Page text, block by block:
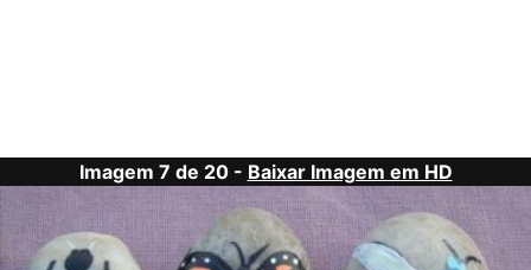
Imagem 7 de 20 - Baixar Imagem em HD